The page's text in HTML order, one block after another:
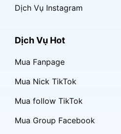
Dịch Vụ Instagram
Dịch Vụ Hot
Mua Fanpage
Mua Nick TikTok
Mua follow TikTok
Mua Group Facebook